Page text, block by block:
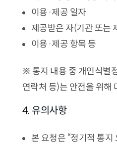
이용·제공 일자
제공받은 자(기관 또는
이용·제공 항목 등
※ 통지 내용 중 개인식별
연락처 등)는 안전을 위해
4. 유의사항
본 요청은 “정기적 통지